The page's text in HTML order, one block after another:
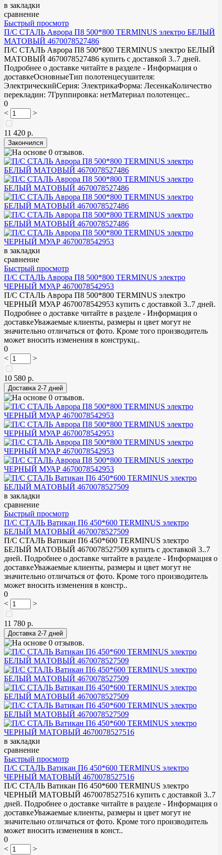
в закладки
сравнение
Быстрый просмотр
П/С СТАЛЬ Аврора П8 500*800 TERMINUS электро БЕЛЫЙ
МАТОВЫЙ 4670078527486
П/С СТАЛЬ Аврора П8 500*800 TERMINUS электро БЕЛЫЙ
МАТОВЫЙ 4670078527486 купить с доставкой 3..7 дней.
Подробнее о доставке читайте в разделе - Информация о
доставкеОсновныеТип полотенцесушителя:
ЭлектрическийСерия: ЭлектрикаФорма: ЛесенкаКоличество
перекладин: 7Группировка: нетМатериал полотенцес..
0
<
>
11 420 р.
в закладки
сравнение
Быстрый просмотр
П/С СТАЛЬ Аврора П8 500*800 TERMINUS электро
ЧЕРНЫЙ МУАР 4670078542953
П/С СТАЛЬ Аврора П8 500*800 TERMINUS электро
ЧЕРНЫЙ МУАР 4670078542953 купить с доставкой 3..7 дней.
Подробнее о доставке читайте в разделе - Информация о
доставкеУважаемые клиенты, размеры и цвет могут не
значительно отличаться от фото. Кроме того производитель
может вносить изменения в конструкц..
0
<
>
10 580 р.
в закладки
сравнение
Быстрый просмотр
П/С СТАЛЬ Ватикан П6 450*600 TERMINUS электро
БЕЛЫЙ МАТОВЫЙ 4670078527509
П/С СТАЛЬ Ватикан П6 450*600 TERMINUS электро
БЕЛЫЙ МАТОВЫЙ 4670078527509 купить с доставкой 3..7
дней. Подробнее о доставке читайте в разделе - Информация о
доставкеУважаемые клиенты, размеры и цвет могут не
значительно отличаться от фото. Кроме того производитель
может вносить изменения в констр..
0
<
>
11 780 р.
в закладки
сравнение
Быстрый просмотр
П/С СТАЛЬ Ватикан П6 450*600 TERMINUS электро
ЧЕРНЫЙ МАТОВЫЙ 4670078527516
П/С СТАЛЬ Ватикан П6 450*600 TERMINUS электро
ЧЕРНЫЙ МАТОВЫЙ 4670078527516 купить с доставкой 3..7
дней. Подробнее о доставке читайте в разделе - Информация о
доставкеУважаемые клиенты, размеры и цвет могут не
значительно отличаться от фото. Кроме того производитель
может вносить изменения в конст..
0
<
>